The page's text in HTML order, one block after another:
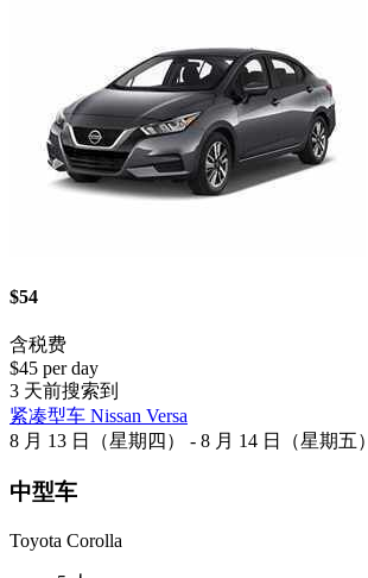
$54
含税费
$45 per day
3 天前搜索到
紧凑型车 Nissan Versa
8 月 13 日（星期四） - 8 月 14 日（星期五）
中型车
Toyota Corolla